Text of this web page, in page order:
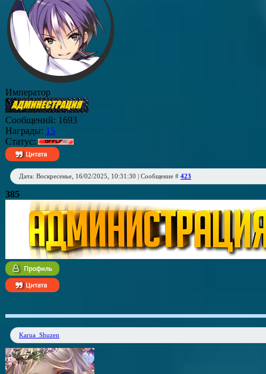
Император
Сообщений: 1693
Награды: 15
Статус:
Дата: Воскресенье, 16/02/2025, 10:31:30 | Сообщение # 423
385
Karua_Shuzen